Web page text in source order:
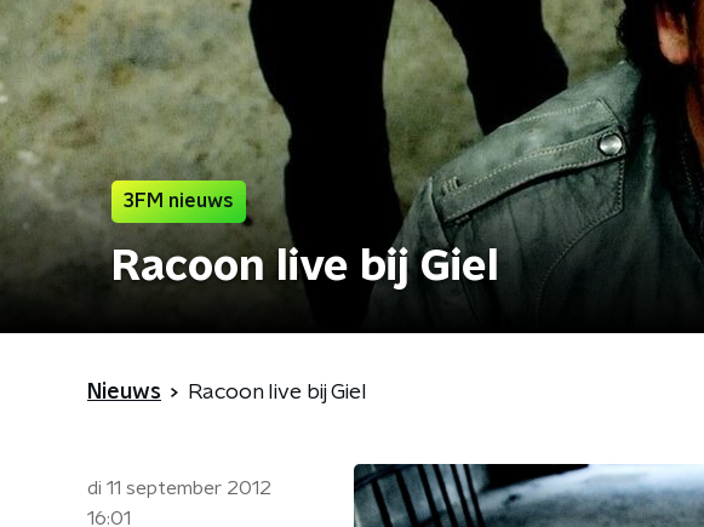
3FM nieuws
Racoon live bij Giel
Nieuws Racoon live bij Giel
di 11 september 2012
16:01